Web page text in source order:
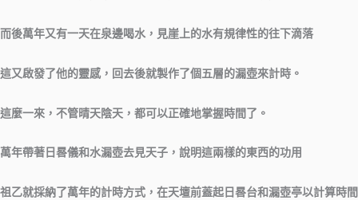
而後萬年又有一天在泉邊喝水，見崖上的水有規律性的往下滴落
這又啟發了他的靈感，回去後就製作了個五層的漏壺來計時。
這麼一來，不管晴天陰天，都可以正確地掌握時間了。
萬年帶著日晷儀和水漏壺去見天子，說明這兩樣的東西的功用
祖乙就採納了萬年的計時方式，在天壇前蓋起日晷台和漏壺亭以計算時